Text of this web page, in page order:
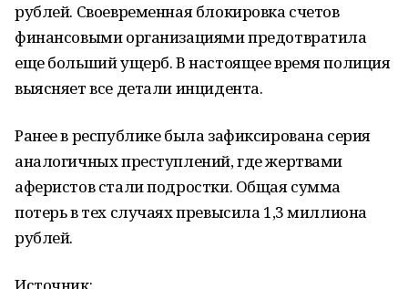
рублей. Своевременная блокировка счетов
финансовыми организациями предотвратила
еще больший ущерб. В настоящее время полиция
выясняет все детали инцидента.
Ранее в республике была зафиксирована серия
аналогичных преступлений, где жертвами
аферистов стали подростки. Общая сумма
потерь в тех случаях превысила 1,3 миллиона
рублей.